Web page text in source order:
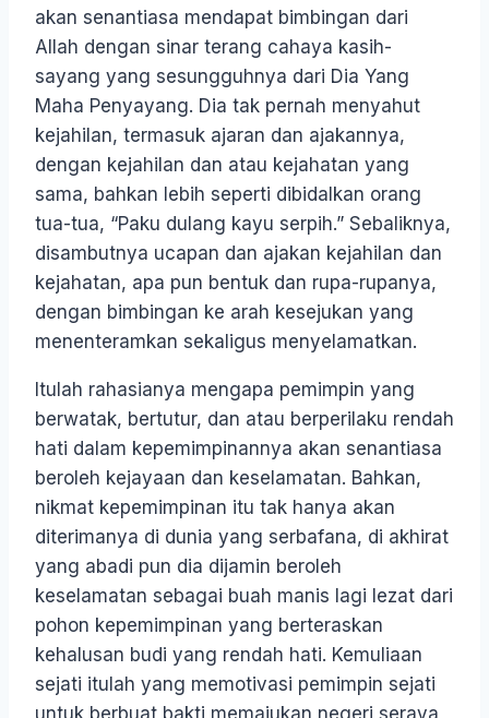
akan senantiasa mendapat bimbingan dari
Allah dengan sinar terang cahaya kasih-
sayang yang sesungguhnya dari Dia Yang
Maha Penyayang. Dia tak pernah menyahut
kejahilan, termasuk ajaran dan ajakannya,
dengan kejahilan dan atau kejahatan yang
sama, bahkan lebih seperti dibidalkan orang
tua-tua, “Paku dulang kayu serpih.” Sebaliknya,
disambutnya ucapan dan ajakan kejahilan dan
kejahatan, apa pun bentuk dan rupa-rupanya,
dengan bimbingan ke arah kesejukan yang
menenteramkan sekaligus menyelamatkan.
Itulah rahasianya mengapa pemimpin yang
berwatak, bertutur, dan atau berperilaku rendah
hati dalam kepemimpinannya akan senantiasa
beroleh kejayaan dan keselamatan. Bahkan,
nikmat kepemimpinan itu tak hanya akan
diterimanya di dunia yang serbafana, di akhirat
yang abadi pun dia dijamin beroleh
keselamatan sebagai buah manis lagi lezat dari
pohon kepemimpinan yang berteraskan
kehalusan budi yang rendah hati. Kemuliaan
sejati itulah yang memotivasi pemimpin sejati
untuk berbuat bakti memajukan negeri seraya